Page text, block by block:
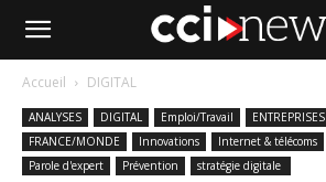
Accueil DIGITAL
ANALYSES DIGITAL Emploi/Travail ENTREPRISES
FRANCE/MONDE
Innovations Internet & télécoms
Parole d'expert
Prévention stratégie digitale